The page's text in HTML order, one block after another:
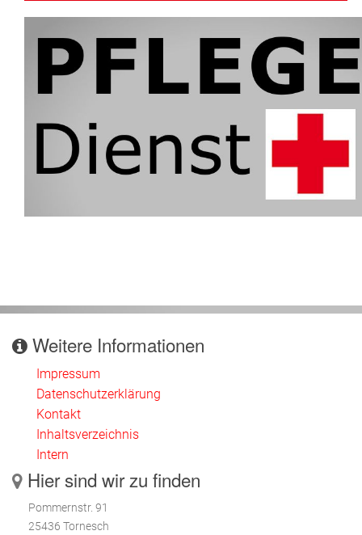
Weitere Informationen
Impressum
Datenschutzerklärung
Kontakt
Inhaltsverzeichnis
Intern
Hier sind wir zu finden
Pommernstr. 91
25436 Tornesch